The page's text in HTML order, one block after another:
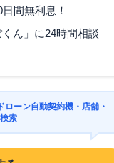
間無利息！
ん」に24時間相談
ーン自動契約機・店舗・
索